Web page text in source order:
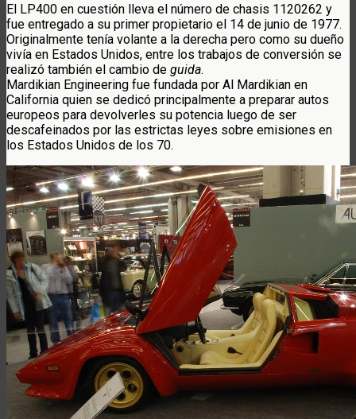
El LP400 en cuestión lleva el número de chasis 1120262 y
fue entregado a su primer propietario el 14 de junio de 1977.
Originalmente tenía volante a la derecha pero como su dueño
vivía en Estados Unidos, entre los trabajos de conversión se
realizó también el cambio de guida.
Mardikian Engineering fue fundada por Al Mardikian en
California quien se dedicó principalmente a preparar autos
europeos para devolverles su potencia luego de ser
descafeinados por las estrictas leyes sobre emisiones en
los Estados Unidos de los 70.